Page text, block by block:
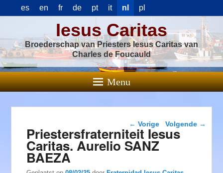
es en fr de pt it nl pl
Iesus Caritas
Broederschap van Priesters Iesus Caritas van
Charles de Foucauld
Menu
Berichtnavigatie
← Vorige Volgende →
Priestersfraterniteit Iesus
Caritas. Aurelio SANZ
BAEZA